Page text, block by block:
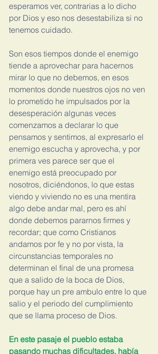
esperamos ver, contrarias a lo dicho
por Dios y eso nos desestabiliza si no
tenemos cuidado.
Son esos tiempos donde el enemigo
tiende a aprovechar para hacernos
mirar lo que no debemos, en esos
momentos donde nuestros ojos no ven
lo prometido he impulsados por la
desesperación algunas veces
comenzamos a declarar lo que
pensamos y sentimos, al expresarlo el
enemigo escucha y aprovecha, y por
primera ves parece ser que el
enemigo está preocupado por
nosotros, diciéndonos, lo que estas
viendo y viviendo no es una mentira
algo debe andar mal, pero es ahí
donde debemos pararnos firmes y
recordar; que como Cristianos
andamos por fe y no por vista, la
circunstancias temporales no
determinan el final de una promesa
que a salido de la boca de Dios,
porque hay un pre ambulo entre lo que
salio y el periodo del cumplimiento
que se llama proceso de Dios.
En este pasaje el pueblo estaba
pasando muchas dificultades, había